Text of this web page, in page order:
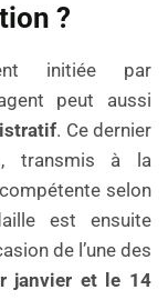
?
initiée par
peut aussi
. Ce dernier
transmis à la
selon
est ensuite
de l’une des
janvier et le 14